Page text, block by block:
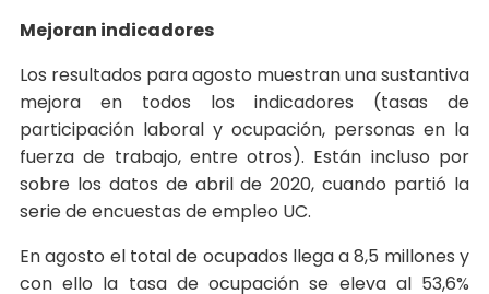
Mejoran indicadores
Los resultados para agosto muestran una sustantiva
mejora en todos los indicadores (tasas de
participación laboral y ocupación, personas en la
fuerza de trabajo, entre otros). Están incluso por
sobre los datos de abril de 2020, cuando partió la
serie de encuestas de empleo UC.
En agosto el total de ocupados llega a 8,5 millones y
con ello la tasa de ocupación se eleva al 53,6%